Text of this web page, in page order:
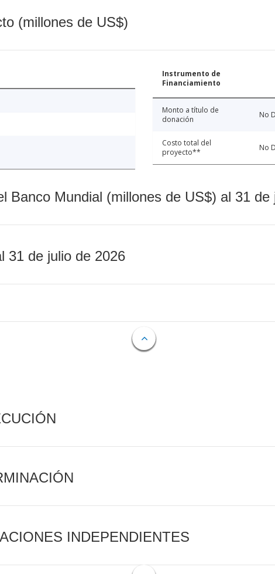
(millones de US$)
Instrumento de
Financiamiento
Monto a título de
donación
No
Costo total del
proyecto**
No
Banco Mundial (millones de US$) al 31 de
31 de julio de 2026
INDEPENDIENTES